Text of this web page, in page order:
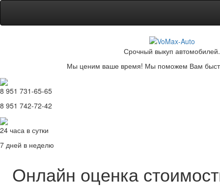
Срочный выкуп автомобилей.
Мы ценим ваше время! Мы поможем Вам
8 951 731-65-65
8 951 742-72-42
24 часа в сутки
7 дней в неделю
Онлайн оценка